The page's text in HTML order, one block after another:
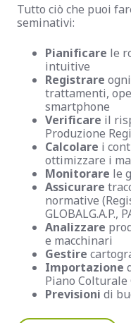
Tutto ciò che puoi
seminativi:
Pianificare le
intuitive
Registrare
tratta­menti,
smartphone
Verificare il
Produzione
Calcolare i
ottimizzare i
Monitorare le
Assicurare
normative
GLOBALG.A.P.,
Analizzare
e macchinari
Gestire
Importazione
Piano Colturale
Previsioni di